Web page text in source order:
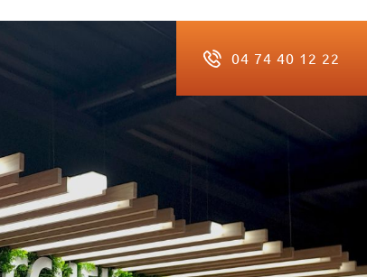
04 74 40 12 22